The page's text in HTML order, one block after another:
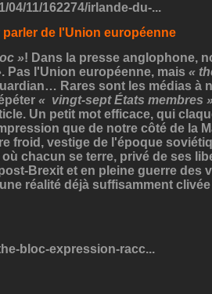
04/11/162274/irlande-du-...
parler de l'Union européenne
»! Dans la presse anglophone,
. Pas l'Union européenne, mais «
Rares sont les médias à
« vingt-sept États membres
Un petit mot efficace, qui
que de notre côté de la
froid, vestige de l'époque
chacun se terre, privé de ses
Brexit et en pleine guerre des
réalité déjà suffisamment
bloc-expression-racc...